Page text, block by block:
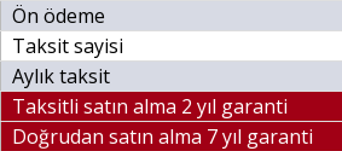
Ön ödeme
Taksit sayisi
Aylık taksit
Taksitli satın alma 2 yıl garanti
Doğrudan satın alma 7 yıl garanti